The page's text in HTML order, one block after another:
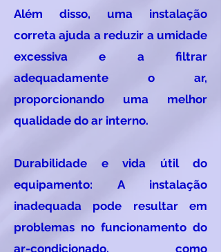
Além disso, uma instalação
correta ajuda a reduzir a umidade
excessiva e a filtrar
adequadamente o ar,
proporcionando uma melhor
qualidade do ar interno.
Durabilidade e vida útil do
equipamento: A instalação
inadequada pode resultar em
problemas no funcionamento do
ar-condicionado, como